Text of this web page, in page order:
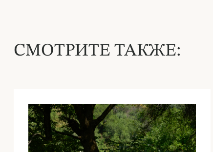
СМОТРИТЕ ТАКЖЕ: